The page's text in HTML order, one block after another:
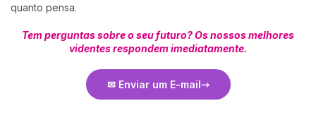
quanto pensa.
Tem perguntas sobre o seu futuro? Os nossos melhores
videntes respondem imediatamente.
✉ Enviar um E-mail